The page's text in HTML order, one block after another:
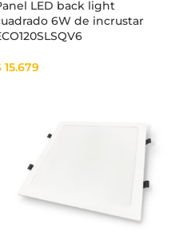
LED back light
6W de incrustar
15.679